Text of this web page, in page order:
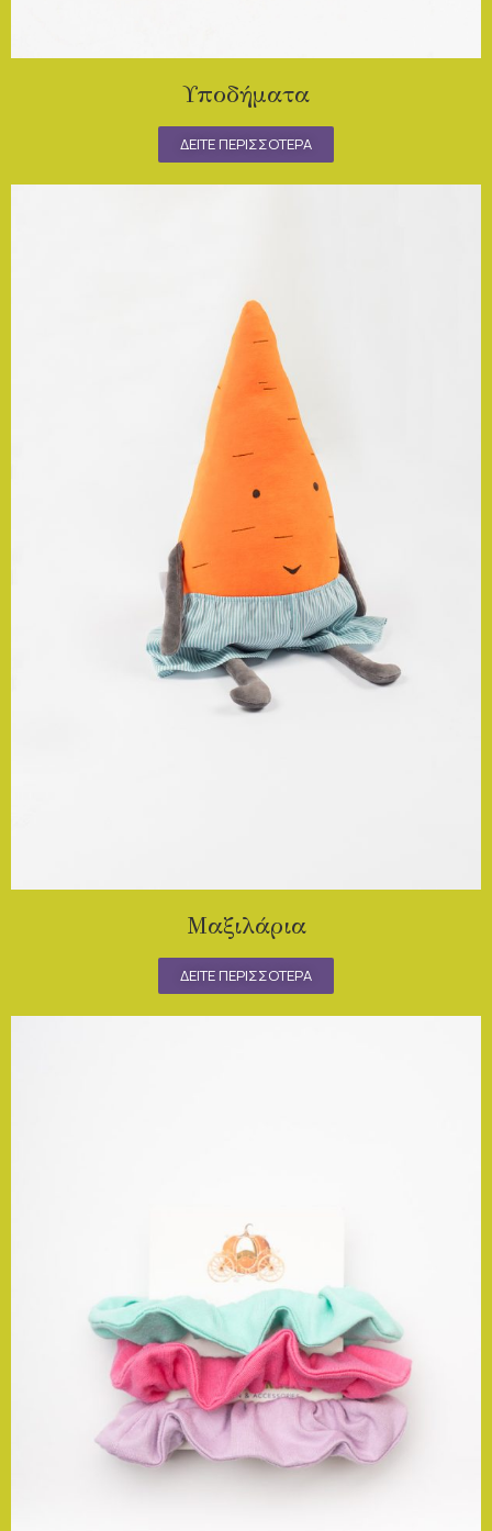
Υποδήματα
ΔΕΙΤΕ ΠΕΡΙΣΣΟΤΕΡΑ
Μαξιλάρια
ΔΕΙΤΕ ΠΕΡΙΣΣΟΤΕΡΑ